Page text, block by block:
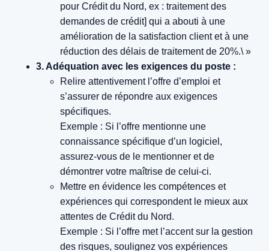
pour Crédit du Nord, ex : traitement des
demandes de crédit] qui a abouti à une
amélioration de la satisfaction client et à une
réduction des délais de traitement de 20%.\ »
3. Adéquation avec les exigences du poste :
Relire attentivement l’offre d’emploi et
s’assurer de répondre aux exigences
spécifiques.
Exemple : Si l’offre mentionne une
connaissance spécifique d’un logiciel,
assurez-vous de le mentionner et de
démontrer votre maîtrise de celui-ci.
Mettre en évidence les compétences et
expériences qui correspondent le mieux aux
attentes de Crédit du Nord.
Exemple : Si l’offre met l’accent sur la gestion
des risques, soulignez vos expériences